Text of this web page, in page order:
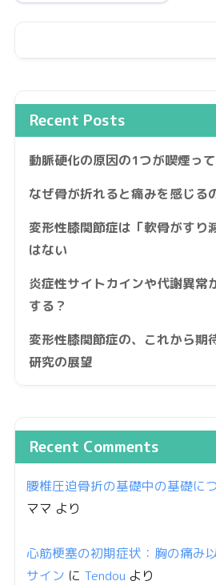
Recent Posts
動脈硬化の原因の1つが喫煙っ
なぜ骨が折れると痛みを感じる
変形性膝関節症は「軟骨がすり
はない
炎症性サイトカインや代謝異常
する？
変形性膝関節症の、これから期
研究の展望
Recent Comments
腰椎圧迫骨折の基礎中の基礎に
ママ より
心筋梗塞の初期症状：胸の痛み
サイン に Tendou より